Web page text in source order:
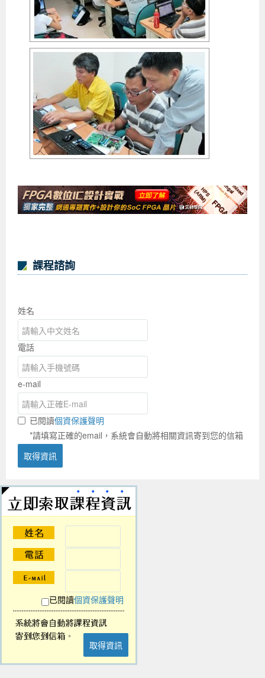
課程諮詢
姓名
電話
e-mail
已閱讀個資保護聲明
*請填寫正確的email，系統會自動將相關資訊寄到您的信箱
取得資訊
已閱讀個資保護聲明
取得資訊